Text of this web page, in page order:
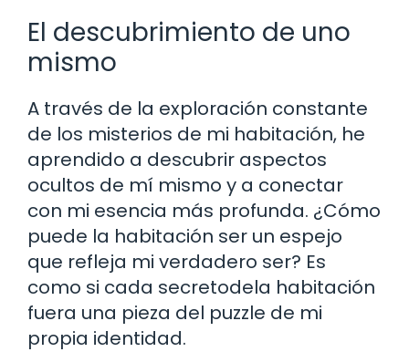
El descubrimiento de uno
mismo
A través de la exploración constante
de los misterios de mi habitación, he
aprendido a descubrir aspectos
ocultos de mí mismo y a conectar
con mi esencia más profunda. ¿Cómo
puede la habitación ser un espejo
que refleja mi verdadero ser? Es
como si cada secretodela habitación
fuera una pieza del puzzle de mi
propia identidad.